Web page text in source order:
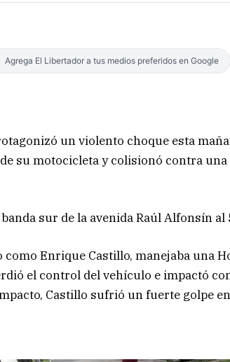
Agrega El Libertador a tus medios preferidos en Google
un violento choque esta
su motocicleta y colisionó contra
sur de la avenida Raúl Alfonsín al
Enrique Castillo, manejaba una
el control del vehículo e impactó
Castillo sufrió un fuerte golpe